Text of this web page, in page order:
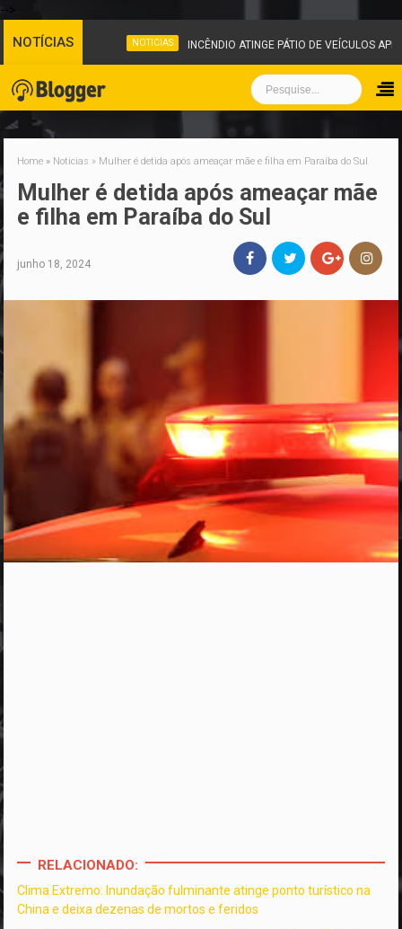
-->
NOTÍCIAS NOTICIAS INCÊNDIO ATINGE PÁTIO DE VEÍCULOS
Home » Noticias » Mulher é detida após ameaçar mãe e filha em Paraíba do Sul
Mulher é detida após ameaçar mãe
e filha em Paraíba do Sul
junho 18, 2024
RELACIONADO:
Clima Extremo: Inundação fulminante atinge ponto turístico na
China e deixa dezenas de mortos e feridos